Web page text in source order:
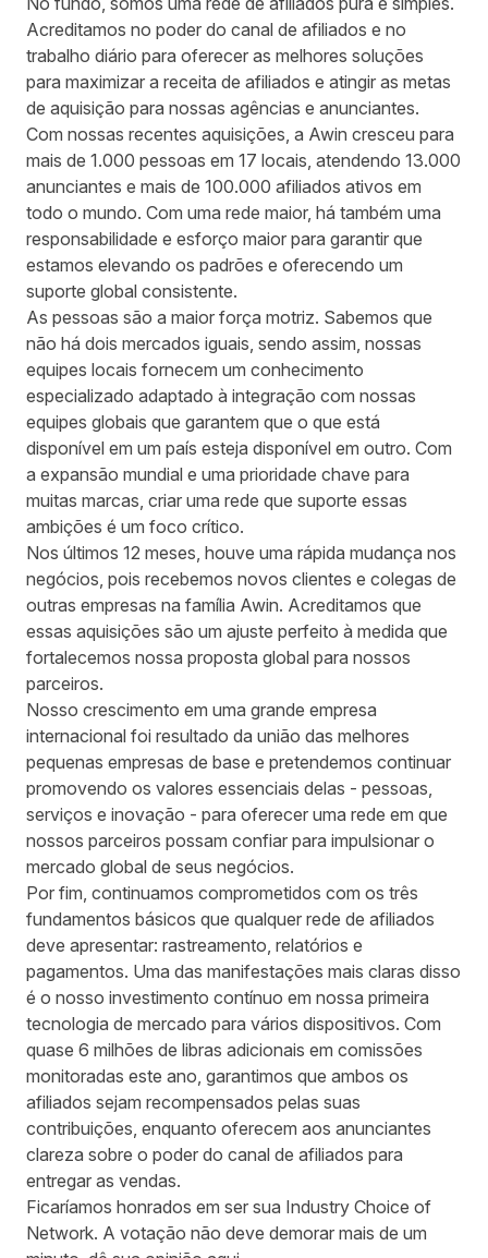
Acreditamos no poder do canal de afiliados e no
trabalho diário para oferecer as melhores soluções
para maximizar a receita de afiliados e atingir as metas
de aquisição para nossas agências e anunciantes.
Com nossas recentes aquisições, a Awin cresceu para
mais de 1.000 pessoas em 17 locais, atendendo 13.000
anunciantes e mais de 100.000 afiliados ativos em
todo o mundo. Com uma rede maior, há também uma
responsabilidade e esforço maior para garantir que
estamos elevando os padrões e oferecendo um
suporte global consistente.
As pessoas são a maior força motriz. Sabemos que
não há dois mercados iguais, sendo assim, nossas
equipes locais fornecem um conhecimento
especializado adaptado à integração com nossas
equipes globais que garantem que o que está
disponível em um país esteja disponível em outro. Com
a expansão mundial e uma prioridade chave para
muitas marcas, criar uma rede que suporte essas
ambições é um foco crítico.
Nos últimos 12 meses, houve uma rápida mudança nos
negócios, pois recebemos novos clientes e colegas de
outras empresas na família Awin. Acreditamos que
essas aquisições são um ajuste perfeito à medida que
fortalecemos nossa proposta global para nossos
parceiros.
Nosso crescimento em uma grande empresa
internacional foi resultado da união das melhores
pequenas empresas de base e pretendemos continuar
promovendo os valores essenciais delas - pessoas,
serviços e inovação - para oferecer uma rede em que
nossos parceiros possam confiar para impulsionar o
mercado global de seus negócios.
Por fim, continuamos comprometidos com os três
fundamentos básicos que qualquer rede de afiliados
deve apresentar: rastreamento, relatórios e
pagamentos. Uma das manifestações mais claras disso
é o nosso investimento contínuo em nossa primeira
tecnologia de mercado para vários dispositivos. Com
quase 6 milhões de libras adicionais em comissões
monitoradas este ano, garantimos que ambos os
afiliados sejam recompensados pelas suas
contribuições, enquanto oferecem aos anunciantes
clareza sobre o poder do canal de afiliados para
entregar as vendas.
Ficaríamos honrados em ser sua Industry Choice of
Network. A votação não deve demorar mais de um